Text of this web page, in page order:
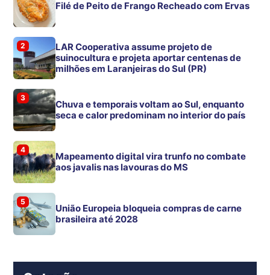
Filé de Peito de Frango Recheado com Ervas
2
LAR Cooperativa assume projeto de
suinocultura e projeta aportar centenas de
milhões em Laranjeiras do Sul (PR)
3
Chuva e temporais voltam ao Sul, enquanto
seca e calor predominam no interior do país
4
Mapeamento digital vira trunfo no combate
aos javalis nas lavouras do MS
5
União Europeia bloqueia compras de carne
brasileira até 2028